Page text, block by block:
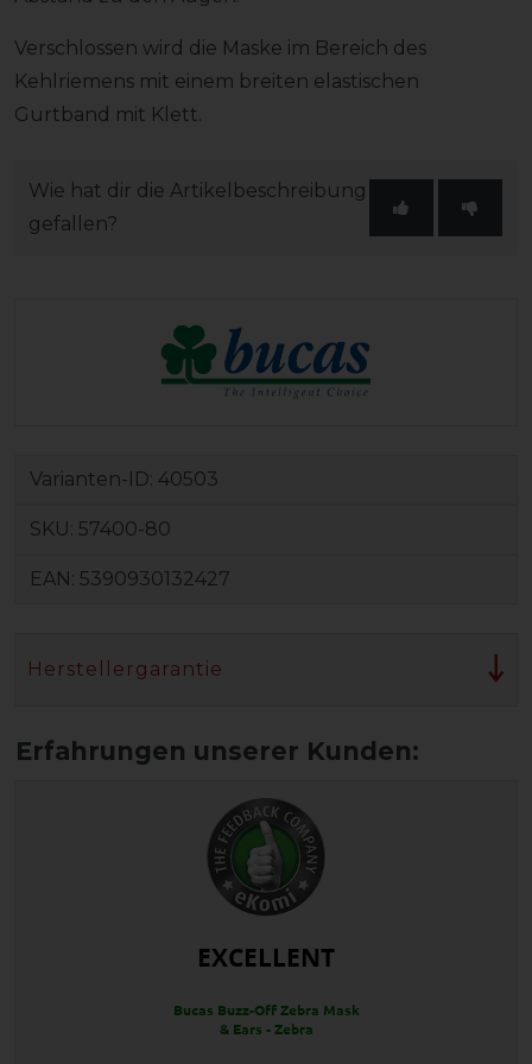
Verschlossen wird die Maske im Bereich des
Kehlriemens mit einem breiten elastischen
Gurtband mit Klett.
Wie hat dir die Artikelbeschreibung
gefallen?
Varianten-ID: 40503
SKU: 57400-80
EAN: 5390930132427
Herstellergarantie
EXCELLENT
Bucas Buzz-Off Zebra Mask
& Ears - Zebra